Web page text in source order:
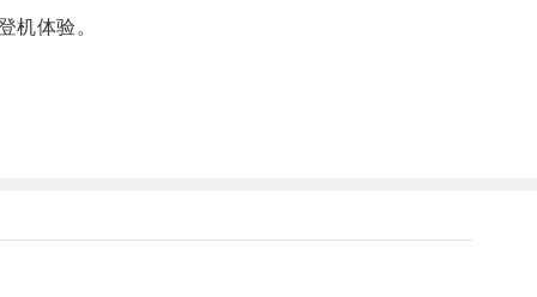
机体验。